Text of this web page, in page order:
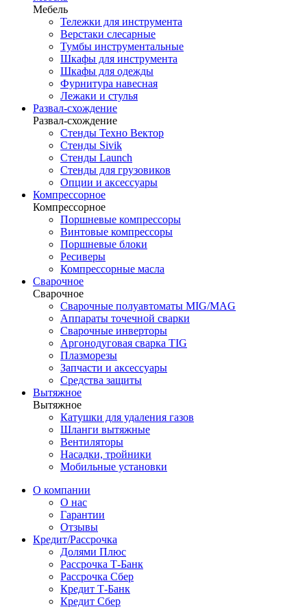
Мебель
Тележки для инструмента
Верстаки слесарные
Тумбы инструментальные
Шкафы для инструмента
Шкафы для одежды
Фурнитура навесная
Лежаки и стулья
Развал-схождение
Развал-схождение
Стенды Техно Вектор
Стенды Sivik
Стенды Launch
Стенды для грузовиков
Опции и аксессуары
Компрессорное
Компрессорное
Поршневые компрессоры
Винтовые компрессоры
Поршневые блоки
Ресиверы
Компрессорные масла
Сварочное
Сварочное
Сварочные полуавтоматы MIG/MAG
Аппараты точечной сварки
Сварочные инверторы
Аргонодуговая сварка TIG
Плазморезы
Запчасти и аксессуары
Средства защиты
Вытяжное
Вытяжное
Катушки для удаления газов
Шланги вытяжные
Вентиляторы
Насадки, тройники
Мобильные установки
О компании
О нас
Гарантии
Отзывы
Кредит/Рассрочка
Долями Плюс
Рассрочка Т-Банк
Рассрочка Сбер
Кредит Т-Банк
Кредит Сбер